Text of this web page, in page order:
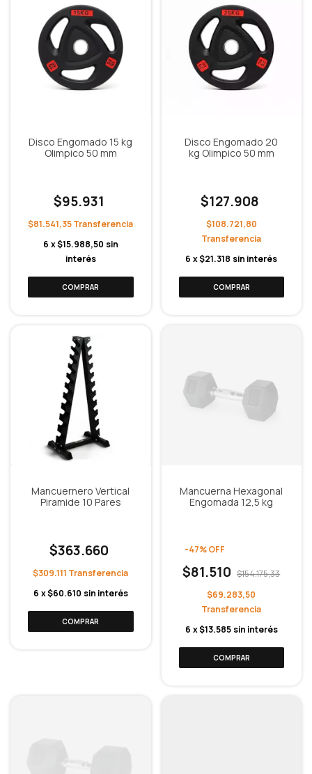
Disco Engomado 15 kg
Olimpico 50 mm
$95.931
$81.541,35
6 x$15.988,50 sin
interés
Disco Engomado 20
kg Olimpico 50 mm
$127.908
$108.721,80
6 x$21.318 sin interés
Mancuernero Vertical
Piramide 10 Pares
$363.660
$309.111
6 x$60.610 sin interés
Mancuerna Hexagonal
Engomada 12,5 kg
-47%OFF
$81.510 $154.175,33
$69.283,50
6 x$13.585 sin interés